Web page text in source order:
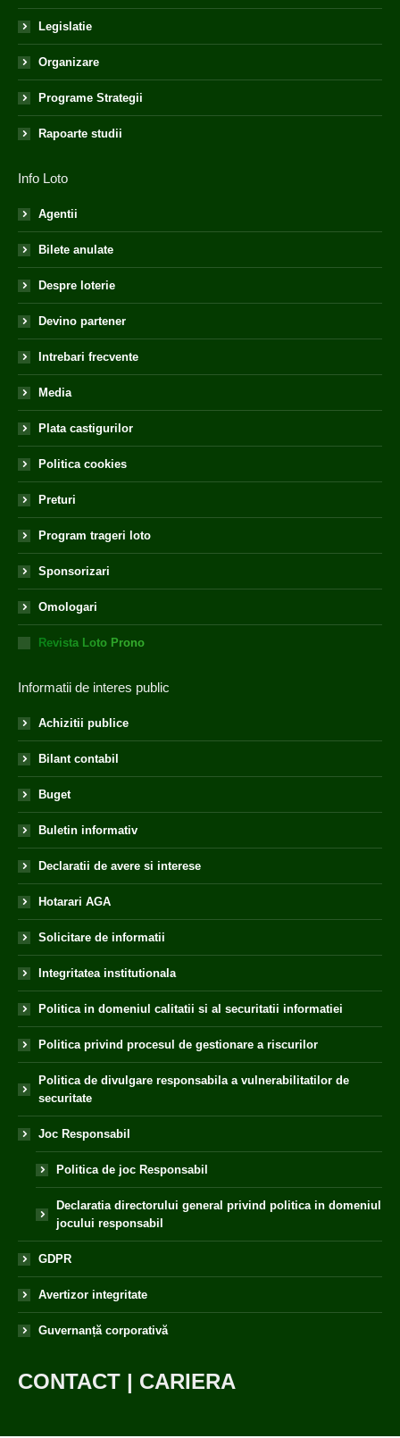
Legislatie
Organizare
Programe Strategii
Rapoarte studii
Info Loto
Agentii
Bilete anulate
Despre loterie
Devino partener
Intrebari frecvente
Media
Plata castigurilor
Politica cookies
Preturi
Program trageri loto
Sponsorizari
Omologari
Revista Loto Prono
Informatii de interes public
Achizitii publice
Bilant contabil
Buget
Buletin informativ
Declaratii de avere si interese
Hotarari AGA
Solicitare de informatii
Integritatea institutionala
Politica in domeniul calitatii si al securitatii informatiei
Politica privind procesul de gestionare a riscurilor
Politica de divulgare responsabila a vulnerabilitatilor de
securitate
Joc Responsabil
Politica de joc Responsabil
Declaratia directorului general privind politica in domeniul
jocului responsabil
GDPR
Avertizor integritate
Guvernanță corporativă
CONTACT | CARIERA